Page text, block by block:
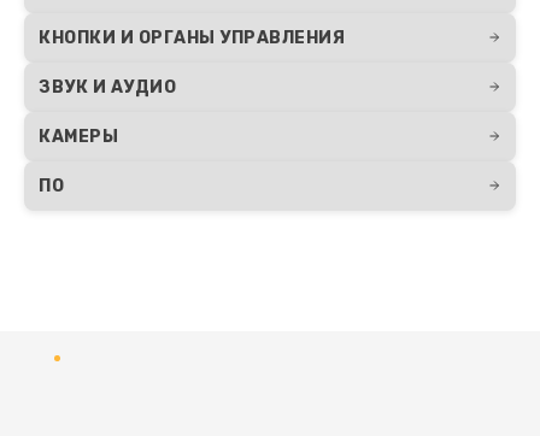
КНОПКИ И ОРГАНЫ УПРАВЛЕНИЯ
ЗВУК И АУДИО
КАМЕРЫ
ПО